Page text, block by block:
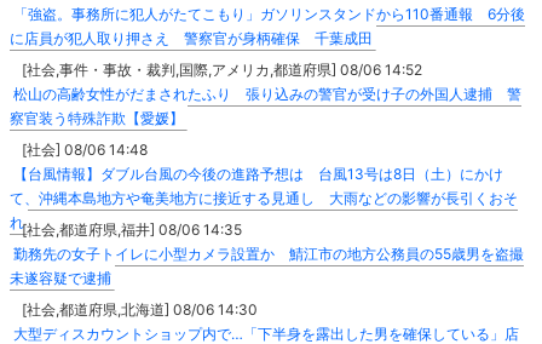
「強盗。事務所に犯人がたてこもり」ガソリンスタンドから110番通報 6分後
に店員が犯人取り押さえ 警察官が身柄確保 千葉成田
[社会,事件・事故・裁判,国際,アメリカ,都道府県] 08/06 14:52
松山の高齢女性がだまされたふり 張り込みの警官が受け子の外国人逮捕 警
察官装う特殊詐欺【愛媛】
[社会] 08/06 14:48
【台風情報】ダブル台風の今後の進路予想は 台風13号は8日（土）にかけ
て、沖縄本島地方や奄美地方に接近する見通し 大雨などの影響が長引くおそ
れ[社会,都道府県,福井] 08/06 14:35
勤務先の女子トイレに小型カメラ設置か 鯖江市の地方公務員の55歳男を盗撮
未遂容疑で逮捕
[社会,都道府県,北海道] 08/06 14:30
大型ディスカウントショップ内で…「下半身を露出した男を確保している」店